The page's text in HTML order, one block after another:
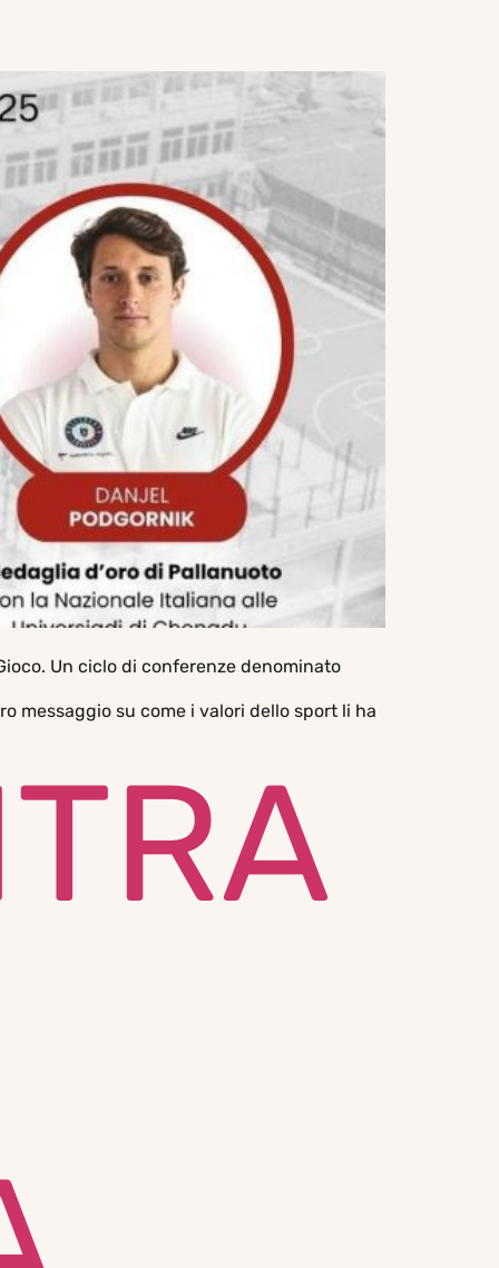
Un ciclo di conferenze denominato
messaggio su come i valori dello sport li ha